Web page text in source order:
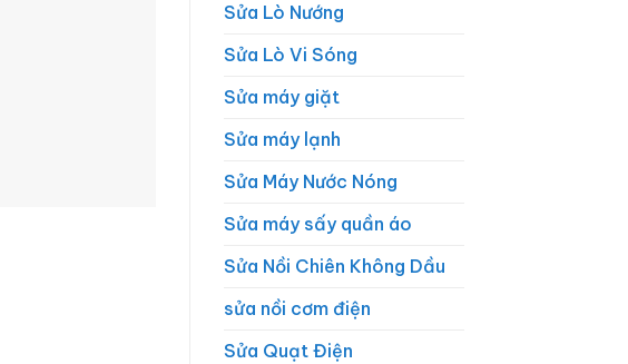
Sửa Lò Nướng
Sửa Lò Vi Sóng
Sửa máy giặt
Sửa máy lạnh
Sửa Máy Nước Nóng
Sửa máy sấy quần áo
Sửa Nồi Chiên Không Dầu
sửa nồi cơm điện
Sửa Quạt Điện